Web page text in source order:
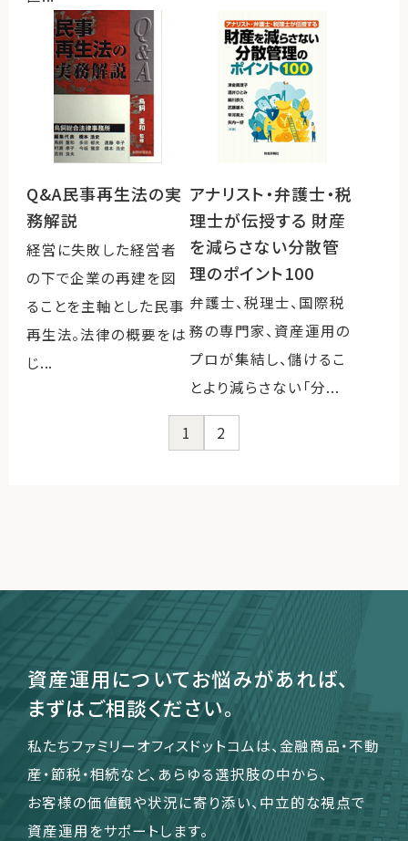
Q&A民事再生法の実
務解説
経営に失敗した経営者
の下で企業の再建を図
ることを主軸とした民事
再生法。法律の概要をは
じ...
アナリスト・弁護士・税
理士が伝授する 財産
を減らさない分散管
理のポイント100
弁護士、税理士、国際税
務の専門家、資産運用の
プロが集結し、儲けるこ
とより減らさない「分...
1 2
資産運用についてお悩みがあれば、
まずはご相談ください。
私たちファミリーオフィスドットコムは、金融商品・不動
産・節税・相続など、あらゆる選択肢の中から、
お客様の価値観や状況に寄り添い、中立的な視点で
資産運用をサポートします。